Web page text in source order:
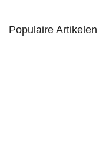
Populaire Artikelen